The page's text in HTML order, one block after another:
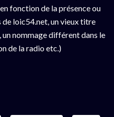
fonction de la présence ou
de loic54.net, un vieux titre
nommage différent dans le
de la radio etc.)